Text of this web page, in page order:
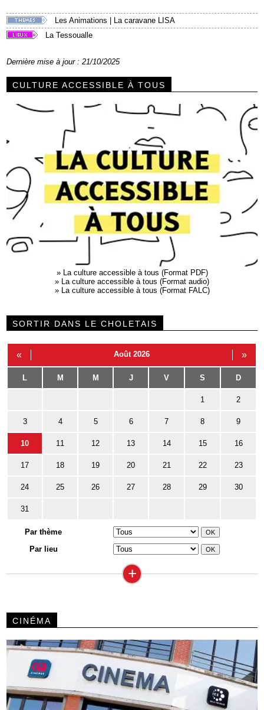
Les Animations
La caravane LISA
La Tessoualle
Dernière mise à jour : 21/10/2025
CULTURE ACCESSIBLE À TOUS
» La culture accessible à tous (Format PDF)
» La culture accessible à tous (Format audio)
» La culture accessible à tous (Format FALC)
SORTIR DANS LE CHOLETAIS
« Août 2026 »
L M M J V S D
1 2
3 4 5 6 7 8 9
10 11 12 13 14 15 16
17 18 19 20 21 22 23
24 25 26 27 28 29 30
31
Par thème
Par lieu
+
CINÉMA